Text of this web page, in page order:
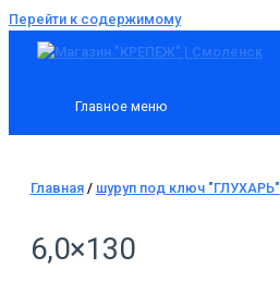
Перейти к содержимому
Главное меню
Главная/ шуруп под ключ "ГЛУХАРЬ"
6,0×130